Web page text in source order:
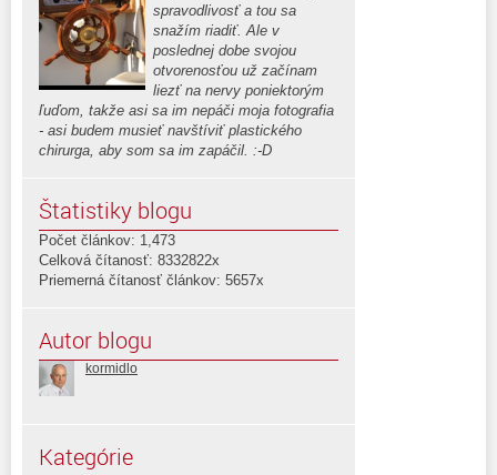
spravodlivosť a tou sa
snažím riadiť. Ale v
poslednej dobe svojou
otvorenosťou už začínam
liezť na nervy poniektorým
ľuďom, takže asi sa im nepáči moja fotografia
- asi budem musieť navštíviť plastického
chirurga, aby som sa im zapáčil. :-D
Štatistiky blogu
Počet článkov: 1,473
Celková čítanosť: 8332822x
Priemerná čítanosť článkov: 5657x
Autor blogu
kormidlo
Kategórie